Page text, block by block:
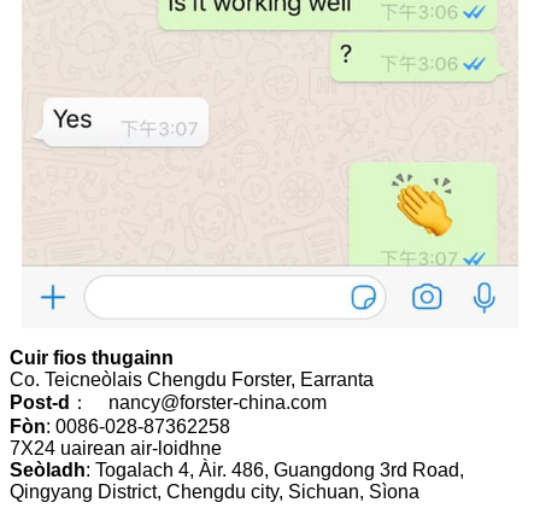
Cuir fios thugainn
Co. Teicneòlais Chengdu Forster, Earranta
Post-d ： nancy@forster-china.com
Fòn: 0086-028-87362258
7X24 uairean air-loidhne
Seòladh: Togalach 4, Àir. 486, Guangdong 3rd Road,
Qingyang District, Chengdu city, Sichuan, Sìona